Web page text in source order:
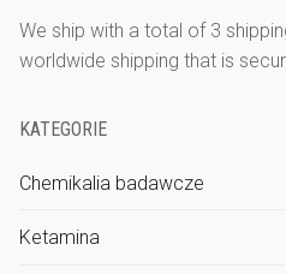
We ship with a total of 3
worldwide shipping that is
KATEGORIE
Chemikalia badawcze
Ketamina